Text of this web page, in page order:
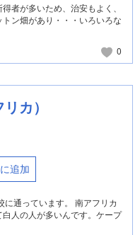
者が多いため、治安もよく、
ン畑があり・・・いろいろな
0
カ）
追加
通っています。 南アフリカ
人の人が多いんです。ケープ